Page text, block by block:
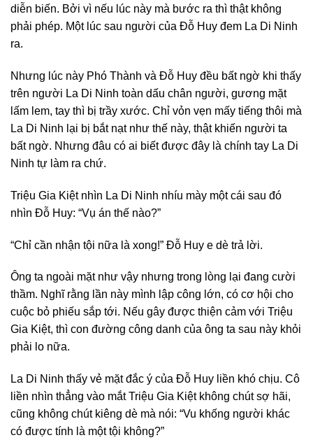
diễn biến. Bởi vì nếu lúc này mà bước ra thì thật không
phải phép. Một lúc sau người của Đỗ Huy đem La Di Ninh
ra.
Nhưng lúc này Phó Thành và Đỗ Huy đều bất ngờ khi thấy
trên người La Di Ninh toàn dấu chân người, gương mặt
lấm lem, tay thì bị trầy xước. Chỉ vỏn vẹn mấy tiếng thôi mà
La Di Ninh lại bị bắt nạt như thế này, thật khiến người ta
bất ngờ. Nhưng đâu có ai biết được đây là chính tay La Di
Ninh tự làm ra chứ.
Triệu Gia Kiệt nhìn La Di Ninh nhíu mày một cái sau đó
nhìn Đỗ Huy: “Vụ án thế nào?”
“Chỉ cần nhận tội nữa là xong!” Đỗ Huy e dè trả lời.
Ông ta ngoài mặt như vậy nhưng trong lòng lại đang cười
thầm. Nghĩ rằng lần này mình lập công lớn, có cơ hội cho
cuộc bỏ phiếu sắp tới. Nếu gây được thiện cảm với Triệu
Gia Kiệt, thì con đường công danh của ông ta sau này khỏi
phải lo nữa.
La Di Ninh thấy vẻ mặt đắc ý của Đỗ Huy liền khó chịu. Cô
liền nhìn thẳng vào mắt Triệu Gia Kiệt không chút sợ hãi,
cũng không chút kiêng dè mà nói: “Vu khống người khác
có được tính là một tội không?”